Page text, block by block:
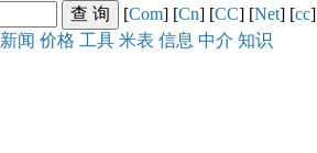
[Com] [Cn] [CC] [Net] [cc]
新闻 价格 工具 米表 信息 中介 知识